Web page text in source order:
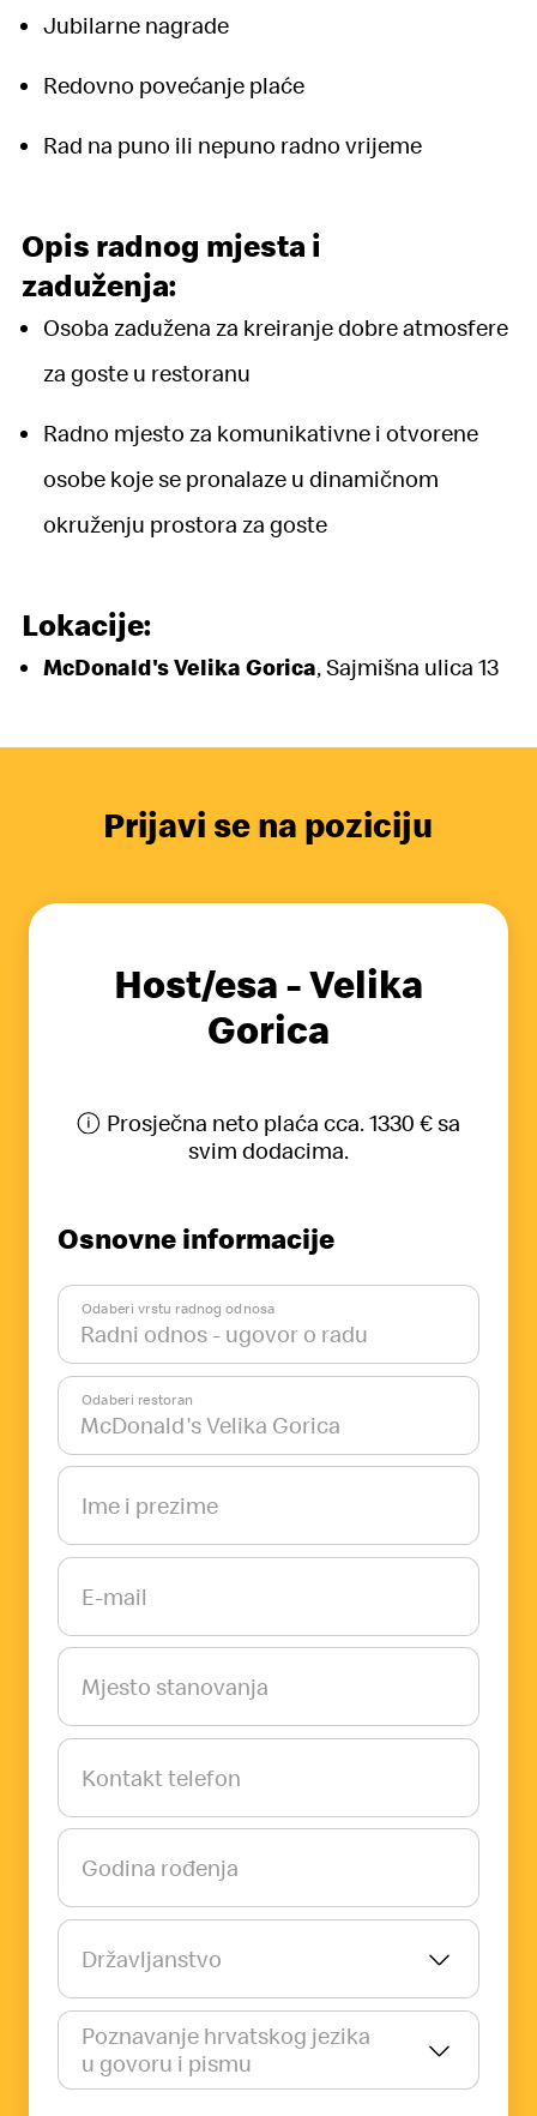
Jubilarne nagrade
Redovno povećanje plaće
Rad na puno ili nepuno radno vrijeme
Opis radnog mjesta i
zaduženja:
Osoba zadužena za kreiranje dobre atmosfere
za goste u restoranu
Radno mjesto za komunikativne i otvorene
osobe koje se pronalaze u dinamičnom
okruženju prostora za goste
Lokacije:
McDonald's Velika Gorica,Sajmišna ulica 13
Prijavi se na poziciju
Host/esa - Velika
Gorica
Prosječna neto plaća cca. 1330 € sa
svim dodacima.
Osnovne informacije
Odaberi vrstu radnog odnosa
Odaberi restoran
Ime i prezime
E-mail
Mjesto stanovanja
Kontakt telefon
Godina rođenja
Državljanstvo
Poznavanje hrvatskog jezika
u govoru i pismu